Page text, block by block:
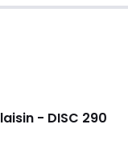
- DISC 290